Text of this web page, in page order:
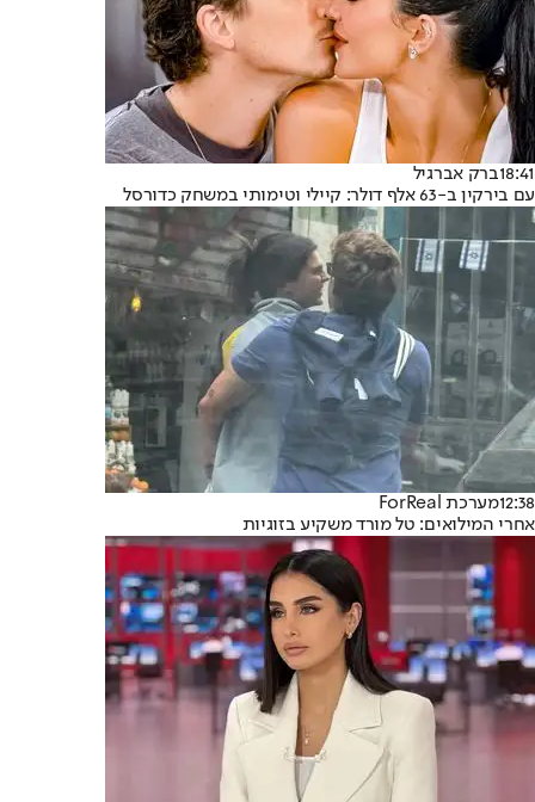
18:41ברק אברגיל
עם בירקין ב-63 אלף דולר: קיילי וטימותי במשחק כדורסל
12:38מערכת ForReal
אחרי המילואים: טל מורד משקיע בזוגיות